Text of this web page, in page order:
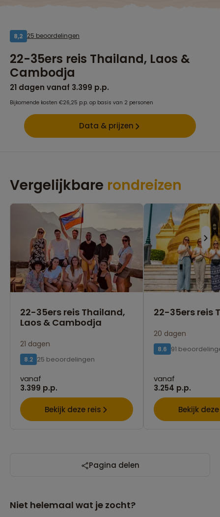
8,2 25 beoordelingen
22-35ers reis Thailand, Laos &
Cambodja
21 dagen vanaf 3.399 p.p.
Bijkomende kosten €26,25 p.p. op basis van 2 personen
Data & prijzen
Vergelijkbare rondreizen
22-35ers reis Thailand,
Laos & Cambodja
21 dagen
8.2 25 beoordelingen
vanaf
3.399 p.p.
Bekijk deze reis
22-35ers reis
20 dagen
8.6 91
vanaf
3.254 p.p.
Bekijk
Pagina delen
Niet helemaal wat je zocht?